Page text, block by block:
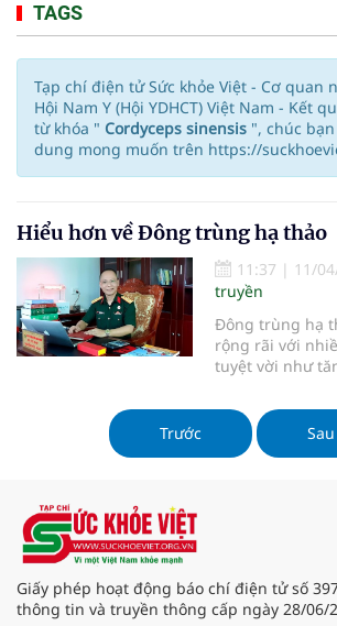
TAGS
Tạp chí điện tử Sức khỏe Việt - Cơ quan
Hội Nam Y (Hội YDHCT) Việt Nam - Kết
từ khóa " Cordyceps sinensis ", chúc
dung mong muốn trên https://
Hiểu hơn về Đông trùng hạ thảo
11:37 | 11/
truyền
Đông trùng hạ
rộng rãi với
tuyệt vời như
thể
Trước
Giấy phép hoạt động báo chí điện tử số
thông tin và truyền thông cấp ngày 28/06/